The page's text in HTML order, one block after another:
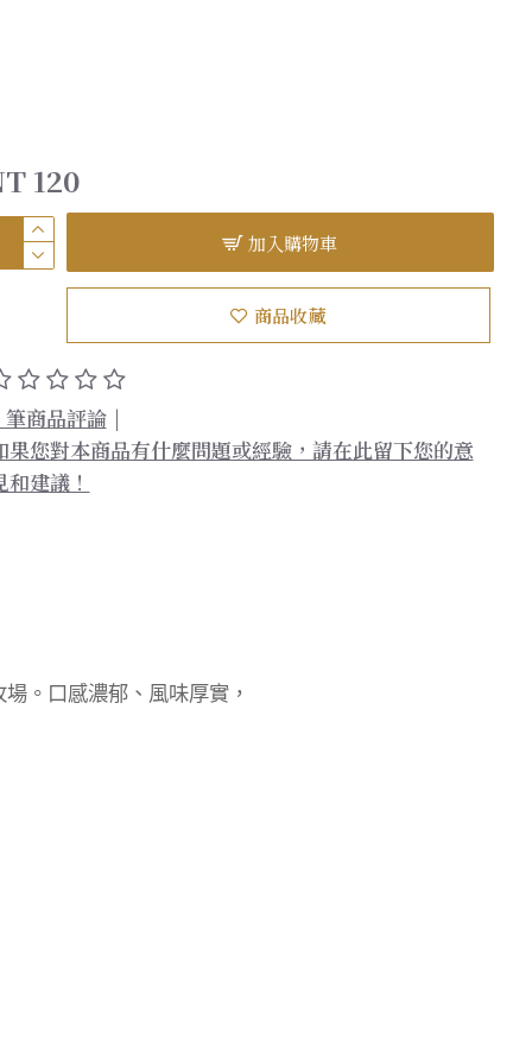
筆商品評論 |
果您對本商品有什麼問題或經驗，請在此留下您的意
和建議！
120
加入購物車
商品收藏
。口感濃郁、風味厚實，